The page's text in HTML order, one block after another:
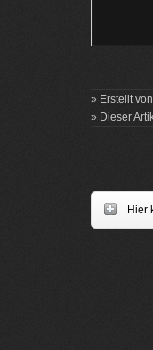
» Erstellt
» Dieser
Hier